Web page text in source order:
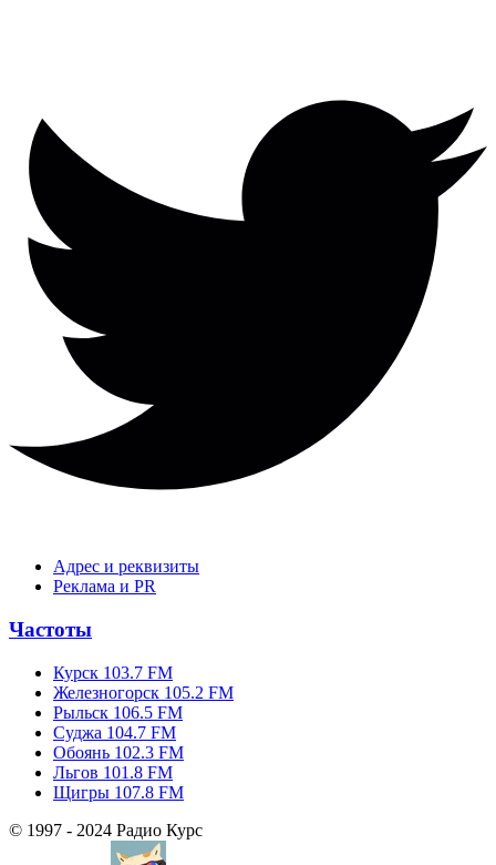
Адрес и реквизиты
Реклама и PR
Частоты
Курск 103.7 FM
Железногорск 105.2 FM
Рыльск 106.5 FM
Суджа 104.7 FM
Обоянь 102.3 FM
Льгов 101.8 FM
Щигры 107.8 FM
© 1997 - 2024 Радио Курс